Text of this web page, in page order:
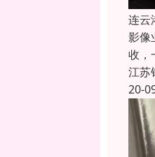
连云
影像
收，
江苏
20-